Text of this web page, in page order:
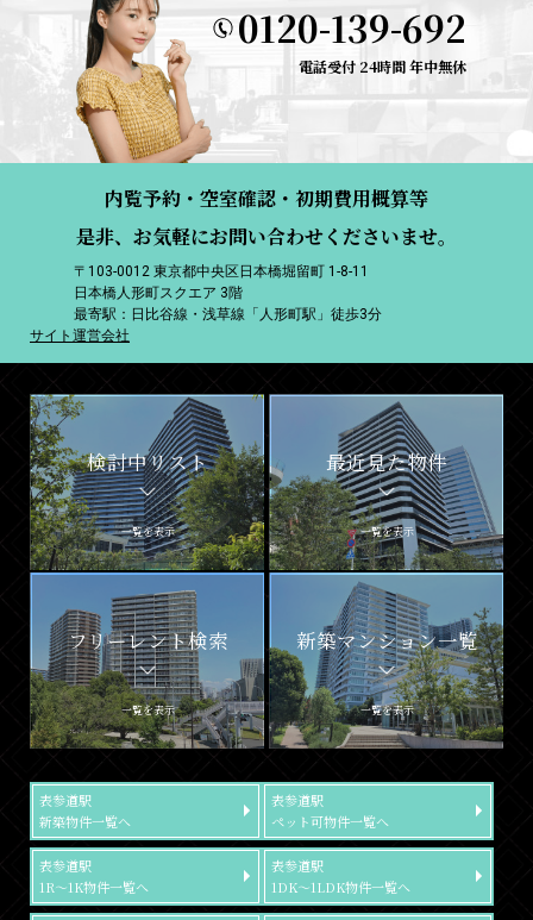
0120-139-692
電話受付 24時間 年中無休
内覧予約・空室確認・初期費用概算等
是非、お気軽にお問い合わせくださいませ。
〒103-0012 東京都中央区日本橋堀留町 1-8-11
日本橋人形町スクエア 3階
最寄駅：日比谷線・浅草線「人形町駅」徒歩3分
サイト運営会社
検討中リスト
一覧を表示
最近見た物件
一覧を表示
フリーレント検索
一覧を表示
新築マンション一覧
一覧を表示
表参道駅
新築物件一覧へ
表参道駅
ペット可物件一覧へ
表参道駅
1R～1K物件一覧へ
表参道駅
1DK～1LDK物件一覧へ